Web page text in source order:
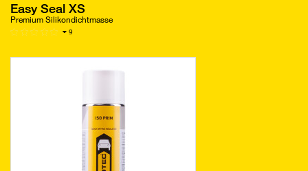
Easy Seal XS
Premium Silikondichtmasse
9